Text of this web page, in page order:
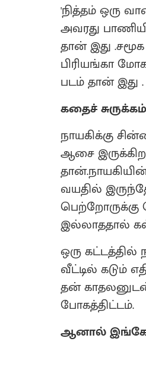
'நித்தம் ஒரு
அவரது
தான் இது
பிரியங்கா
படம் தான் இது .
கதைச் சுருக்கம்
நாயகிக்கு
ஆசை
வயதில்
பெற்றோருக்கு
இல்லாததால்
ஒரு
வீட்டில் கடும்
தன்
போகத்திட்டம்.
ஆனால் இங்கே